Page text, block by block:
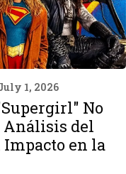
1, 2026
No
Análisis del
en la